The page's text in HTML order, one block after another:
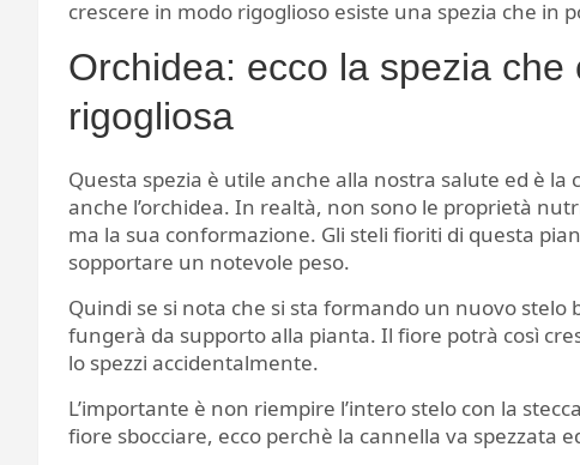
crescere in modo rigoglioso esiste una spezia che in
Orchidea: ecco la spezia
rigogliosa
Questa spezia è utile anche alla nostra salute ed è
anche l’orchidea. In realtà, non sono le proprietà
ma la sua conformazione. Gli steli fioriti di questa
sopportare un notevole peso.
Quindi se si nota che si sta formando un nuovo
fungerà da supporto alla pianta. Il fiore potrà così
lo spezzi accidentalmente.
L’importante è non riempire l’intero stelo con la
fiore sbocciare, ecco perchè la cannella va spezzata